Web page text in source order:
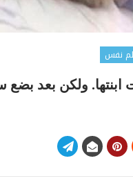
نفس
ابنتها. ولكن بعد